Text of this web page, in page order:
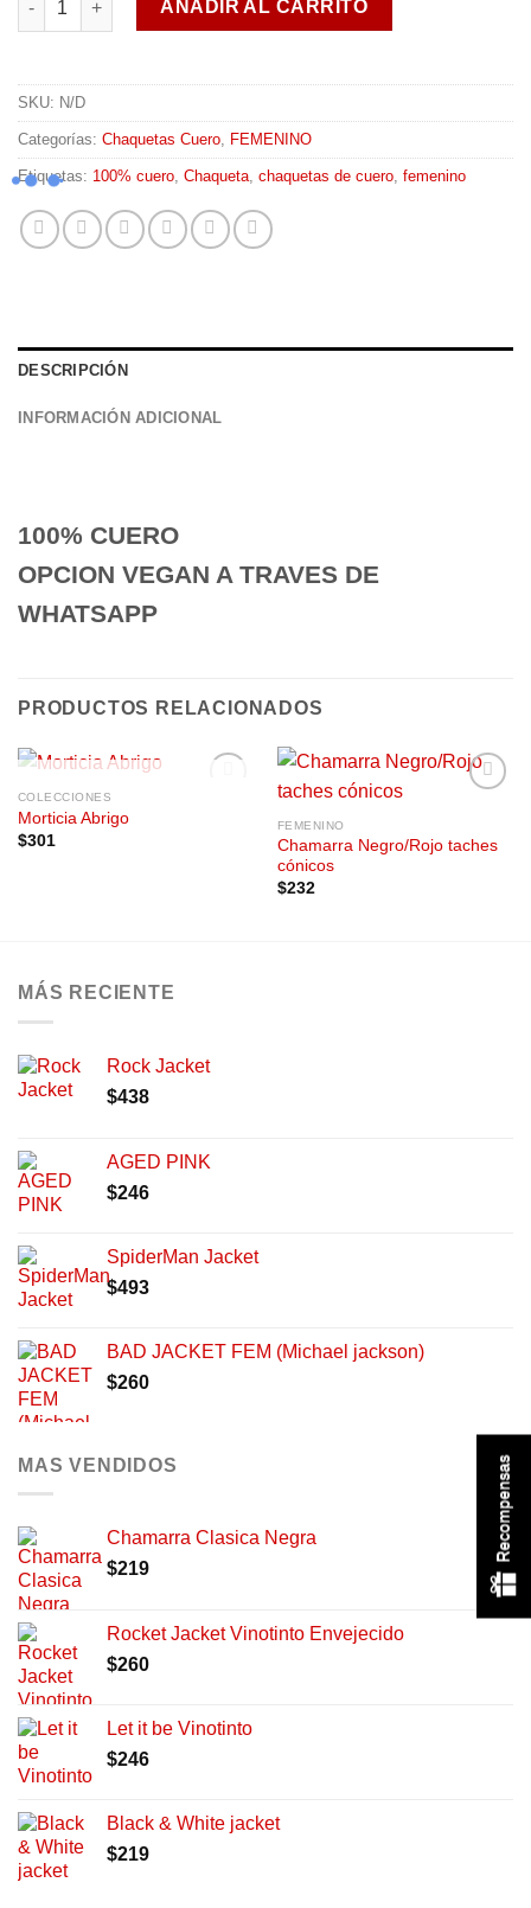
AÑADIR AL CARRITO
SKU: N/D
Categorías: Chaquetas Cuero, FEMENINO
Etiquetas: 100% cuero, Chaqueta, chaquetas de cuero, femenino
DESCRIPCIÓN
INFORMACIÓN ADICIONAL
100% CUERO
OPCION VEGAN A TRAVES DE
WHATSAPP
PRODUCTOS RELACIONADOS
SIN EXISTENCIAS
COLECCIONES
Morticia Abrigo
$301
lista de
FEMENINO
Chamarra Negro/Rojo taches
cónicos
$232
MÁS RECIENTE
Rock Jacket
$438
AGED PINK
$246
SpiderMan Jacket
$493
BAD JACKET FEM (Michael jackson)
$260
MAS VENDIDOS
Chamarra Clasica Negra
$219
Rocket Jacket Vinotinto Envejecido
$260
Let it be Vinotinto
$246
Black & White jacket
$219
Recompensas